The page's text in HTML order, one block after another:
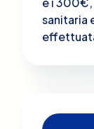
sanitaria